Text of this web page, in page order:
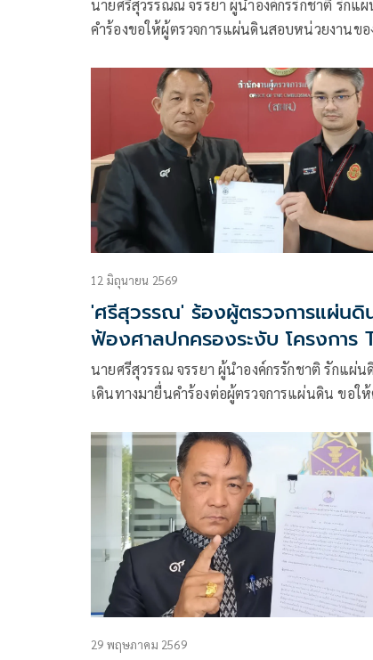
นายศรีสุวรรณณ จรรยา ผู้นำองค์กรรักชาติ รักแผ่น
คำร้องขอให้ผู้ตรวจการแผ่นดินสอบหน่วยงานขอ
คณะกรรมการร กกพ. การไฟฟ้า กฟภ. กฟน. กรม
ทางหลวง ฯลฯ
12 มิถุนายน 2569
'ศรีสุวรรณ' ร้องผู้ตรวจการแผ่นดิ
ฟ้องศาลปกครองระงับ โครงการ
Passport
นายศรีสุวรรณ จรรยา ผู้นำองค์กรรักชาติ รักแผ่น
เดินทางมายื่นคำร้องต่อผู้ตรวจการแผ่นดิน ขอให้
ดำเนินโครงการยกระดับทักษะด้านดิจิทัลและปั
ประดิษฐ์เพื่อคนไทย (TH-AI Passport) ของกระท
29 พฤษภาคม 2569